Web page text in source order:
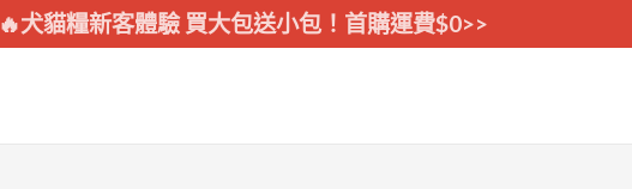
🔥犬貓糧新客體驗 買大包送小包！首購運費$0>>